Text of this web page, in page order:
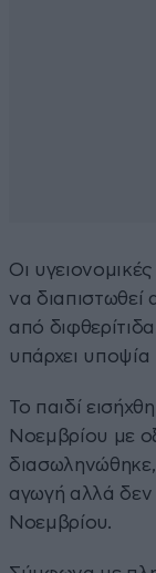
Οι
να διαπιστωθεί
από
υπάρχει
Το παιδί
Νοεμβρίου με
αγωγή αλλά δεν
Νοεμβρίου.